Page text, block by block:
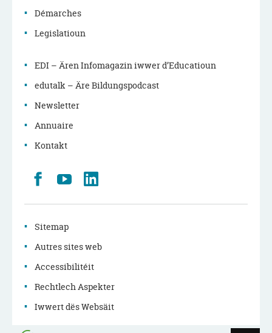
Démarches
Legislatioun
EDI – Ären Infomagazin iwwer d’Educatioun
edutalk – Äre Bildungspodcast
Newsletter
Annuaire
Kontakt
Retrouvez
nous
Youtube
Sitemap
Autres sites web
Accessibilitéit
Rechtlech Aspekter
Iwwert dës Websäit